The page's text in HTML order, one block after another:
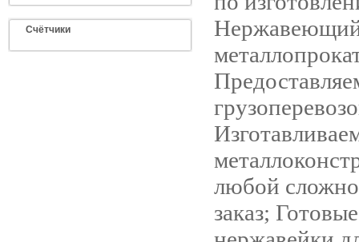
Счётчики
любой
заказ;